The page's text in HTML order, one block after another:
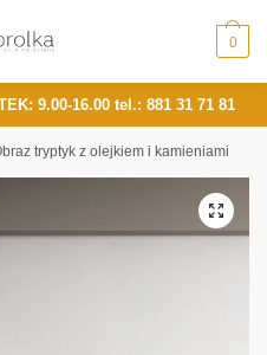
0
9.00-16.00 tel.: 881 31 71 81
tryptyk z olejkiem i kamieniami